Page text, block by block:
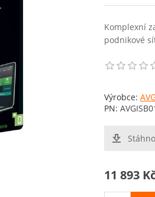
Komplexní
podnikové
Výrobce:
PN:
11 893